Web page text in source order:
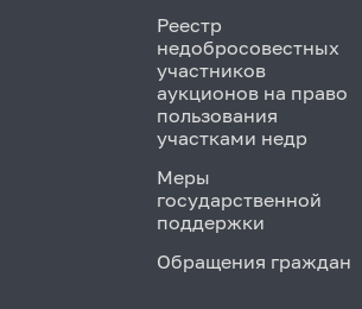
Реестр
недобросовестных
участников
аукционов на право
пользования
участками недр
Меры
государственной
поддержки
Обращения граждан